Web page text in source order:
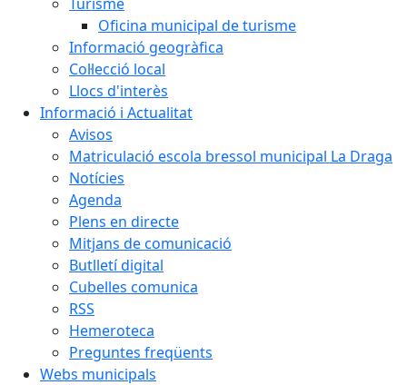
Oficina municipal de turisme
Informació geogràfica
Col·lecció local
Llocs d'interès
Informació i Actualitat
Avisos
Matriculació escola bressol municipal La Draga
Notícies
Agenda
Plens en directe
Mitjans de comunicació
Butlletí digital
Cubelles comunica
RSS
Hemeroteca
Preguntes freqüents
Webs municipals